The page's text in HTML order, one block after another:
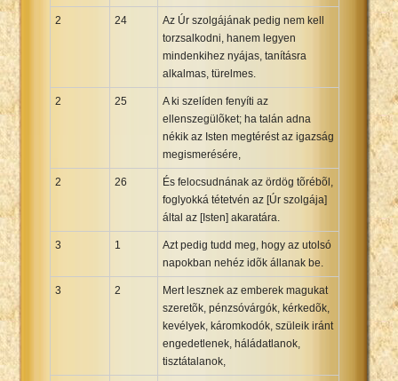
2 24
Az Úr szolgájának pedig nem kell
torzsalkodni, hanem legyen
mindenkihez nyájas, tanításra
alkalmas, türelmes.
2 25
A ki szelíden fenyíti az
ellenszegülõket; ha talán adna
nékik az Isten megtérést az igazság
megismerésére,
2 26
És felocsudnának az ördög tõrébõl,
foglyokká tétetvén az [Úr szolgája]
által az [Isten] akaratára.
3 1
Azt pedig tudd meg, hogy az utolsó
napokban nehéz idõk állanak be.
3 2
Mert lesznek az emberek magukat
szeretõk, pénzsóvárgók, kérkedõk,
kevélyek, káromkodók, szüleik iránt
engedetlenek, háládatlanok,
tisztátalanok,